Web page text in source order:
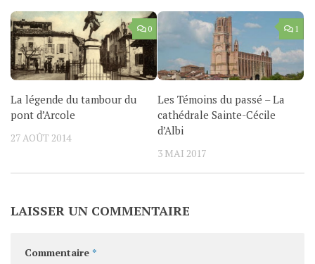
0
La légende du tambour du
pont d’Arcole
27 AOÛT 2014
1
Les Témoins du passé – La
cathédrale Sainte-Cécile
d’Albi
3 MAI 2017
LAISSER UN COMMENTAIRE
Commentaire *